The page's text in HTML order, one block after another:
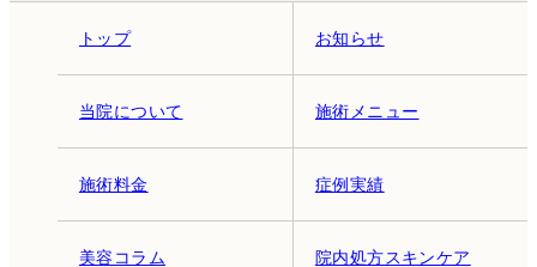
トップ お知らせ
当院について 施術メニュー
施術料金 症例実績
美容コラム 院内処方スキンケア